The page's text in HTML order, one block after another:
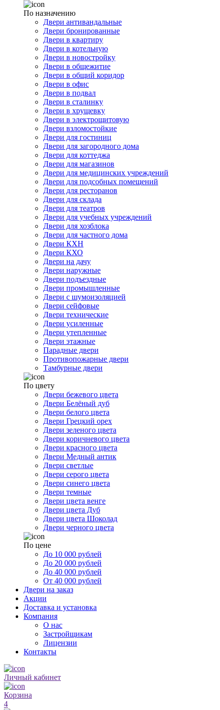
По назначению
Двери антивандальные
Двери бронированные
Двери в квартиру
Двери в котельную
Двери в новостройку
Двери в общежитие
Двери в общий коридор
Двери в офис
Двери в подвал
Двери в сталинку
Двери в хрущевку
Двери в электрощитовую
Двери взломостойкие
Двери для гостиниц
Двери для загородного дома
Двери для коттеджа
Двери для магазинов
Двери для медицинских учреждений
Двери для подсобных помещений
Двери для ресторанов
Двери для склада
Двери для театров
Двери для учебных учреждений
Двери для хозблока
Двери для частного дома
Двери КХН
Двери КХО
Двери на дачу
Двери наружные
Двери подъездные
Двери промышленные
Двери с шумоизоляцией
Двери сейфовые
Двери технические
Двери усиленные
Двери утепленные
Двери этажные
Парадные двери
Противопожарные двери
Тамбурные двери
По цвету
Двери бежевого цвета
Двери Белёный дуб
Двери белого цвета
Двери Грецкий орех
Двери зеленого цвета
Двери коричневого цвета
Двери красного цвета
Двери Медный антик
Двери светлые
Двери серого цвета
Двери синего цвета
Двери темные
Двери цвета венге
Двери цвета Дуб
Двери цвета Шоколад
Двери черного цвета
По цене
До 10 000 рублей
До 20 000 рублей
До 40 000 рублей
От 40 000 рублей
Двери на заказ
Акции
Доставка и установка
Компания
О нас
Застройщикам
Лицензии
Контакты
Личный кабинет
Корзина
4